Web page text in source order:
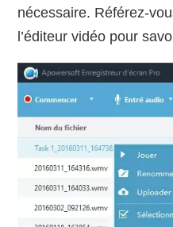
nécessaire. Référez-
l’éditeur vidéo pour